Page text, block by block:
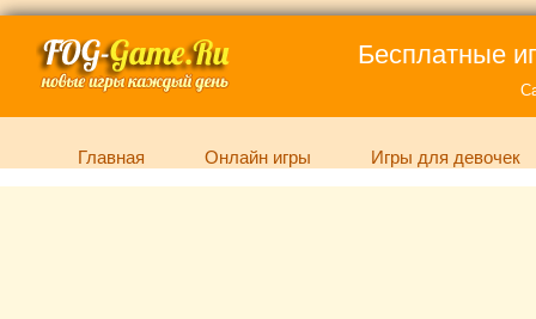
Бесплатные
Главная Онлайн игры Игры для девочек